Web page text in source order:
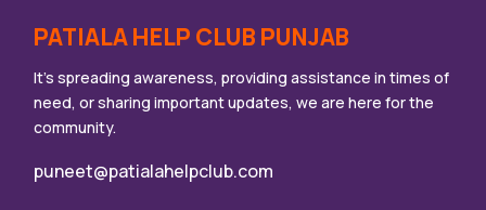
PATIALA HELP CLUB PUNJAB
It’s spreading awareness, providing assistance in times of
need, or sharing important updates, we are here for the
community.
puneet@patialahelpclub.com